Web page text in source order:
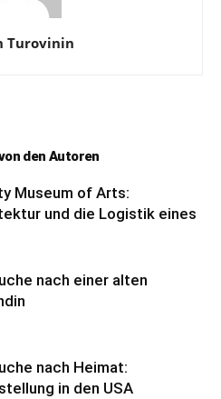
Turovinin
den Autoren
Museum of Arts:
und die Logistik eines
nach einer alten
nach Heimat:
in den USA